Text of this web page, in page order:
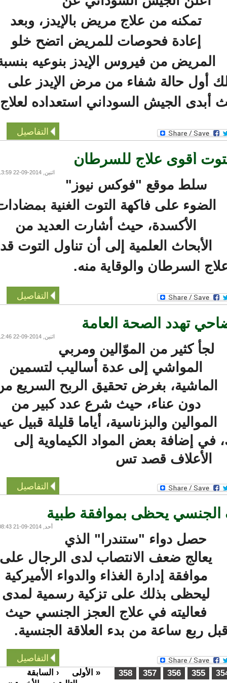
تمكنه من علاج مريض بالإيدز، وبعد
إعادة فحوصات للمريض اتضح خلو
المريض من فيروس الإيدز بنوعيه بنسبة
أول حالة شفاء من مرض الإيدز على
الجيش السوداني استعداده لعلاج
التفاصيل
أقوى علاج للسرطان
اثنين, 2014-09-22 13:59
سلط موقع "فوكس نيوز"
الضوء على فاكهة التوت الغنية بمضادات
الأكسدة، حيث أشارت العديد من
الأبحاث العلمية إلى أن تناول التوت قد
السرطان والوقاية منه.
التفاصيل
تهدد الصحة العامة
اثنين, 2014-09-22 12:46
لجأ كثير من الموّالين ومربي
المواشي إلى عدة أساليب لتسمين
بغرض تحقيق الربح السريع من
دون عناء، حيث شرع عدد كبير من
والبزناسية، أياما قليلة قبيل عيد
إضافة بعض المواد الكيماوية إلى
الأعلاف قصد تس
التفاصيل
يحظى بموافقة طبية
حصل دواء "ستندرا" الذي
يعالج ضعف الانتصاب لدى الرجال على
موافقة إدارة الغذاء والدواء الأميركية
ليحظى بذلك على تزكية رسمية لمدى
فعاليته في علاج العجز الجنسي حيث
ربع ساعة من بدء العلاقة الجنسية.
التفاصيل
« الأولى ‹ السابقة 355
356
357
358